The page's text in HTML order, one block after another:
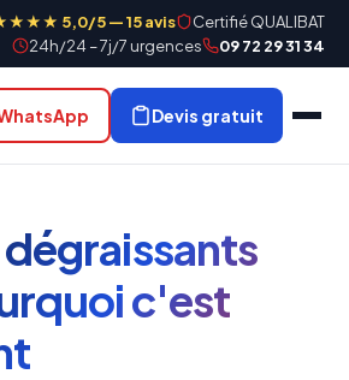
5,0/5 — 15 avis
Certifié QUALIBAT
24h/24 – 7j/7 urgences
09 72 29 31 34
Devis gratuit
c'est